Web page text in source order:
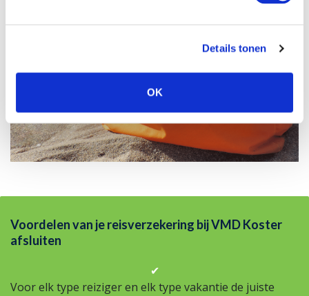
Details tonen
OK
Voordelen van je reisverzekering bij VMD Koster
afsluiten
✔
Voor elk type reiziger en elk type vakantie de juiste